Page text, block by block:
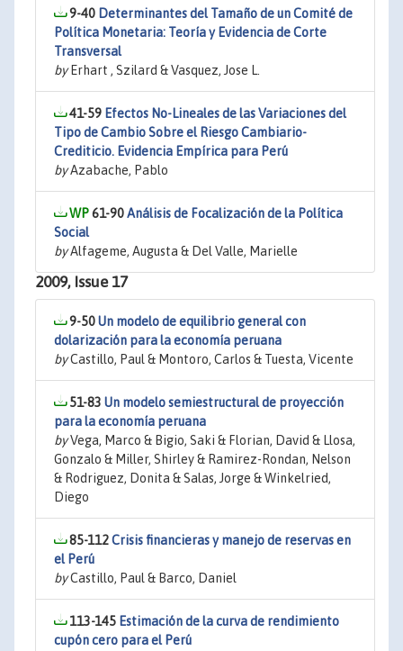
9-40 Determinantes del Tamaño de un Comité de
Política Monetaria: Teoría y Evidencia de Corte
Transversal
byErhart , Szilard & Vasquez, Jose L.
41-59 Efectos No-Lineales de las Variaciones del
Tipo de Cambio Sobre el Riesgo Cambiario-
Crediticio. Evidencia Empírica para Perú
byAzabache, Pablo
61-90Análisis de Focalización de la Política
Social
byAlfageme, Augusta & Del Valle, Marielle
2009, Issue 17
9-50Un modelo de equilibrio general con
dolarización para la economía peruana
byCastillo, Paul & Montoro, Carlos & Tuesta, Vicente
51-83 Un modelo semiestructural de proyección
para la economía peruana
byVega, Marco & Bigio, Saki & Florian, David & Llosa,
Gonzalo & Miller, Shirley & Ramirez-Rondan, Nelson
& Rodriguez, Donita & Salas, Jorge & Winkelried,
Diego
85-112Crisis financieras y manejo de reservas en
el Perú
byCastillo, Paul & Barco, Daniel
113-145 Estimación de la curva de rendimiento
cupón cero para el Perú